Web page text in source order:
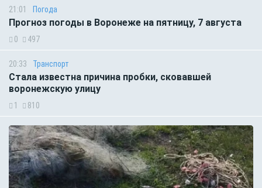
21:01 Погода
Прогноз погоды в Воронеже на пятницу, 7 августа
0 497
20:33 Транспорт
Стала известна причина пробки, сковавшей
воронежскую улицу
1 810